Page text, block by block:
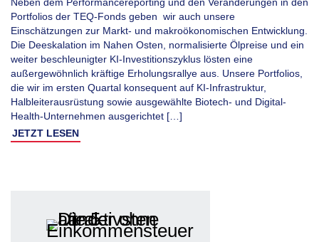
Portfolios der TEQ-Fonds geben wir auch unsere
Einschätzungen zur Markt- und makroökonomischen Entwicklung.
Die Deeskalation im Nahen Osten, normalisierte Ölpreise und ein
weiter beschleunigter KI-Investitionszyklus lösten eine
außergewöhnlich kräftige Erholungsrallye aus. Unsere Portfolios,
die wir im ersten Quartal konsequent auf KI-Infrastruktur,
Halbleiterausrüstung sowie ausgewählte Biotech- und Digital-
Health-Unternehmen ausgerichtet […]
JETZT LESEN